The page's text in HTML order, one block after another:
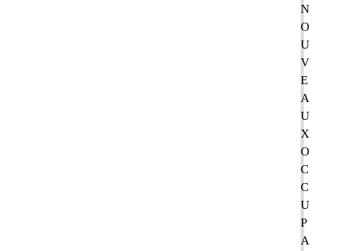
N
O
U
V
E
A
U
X
O
C
C
U
P
A